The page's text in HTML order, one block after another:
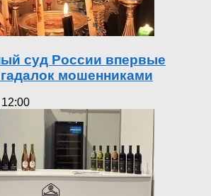
суд России впервые
мошенниками